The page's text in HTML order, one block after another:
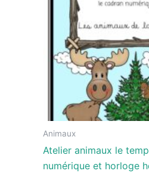
Animaux
Atelier animaux le
numérique et horloge